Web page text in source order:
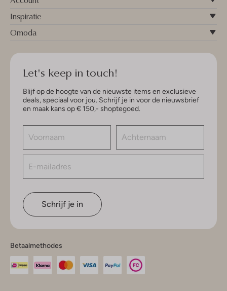
Inspiratie
Omoda
Let's keep in touch!
Blijf op de hoogte van de nieuwste items en exclusieve
deals, speciaal voor jou. Schrijf je in voor de nieuwsbrief
en maak kans op € 150,- shoptegoed.
Schrijf je in
Betaalmethodes